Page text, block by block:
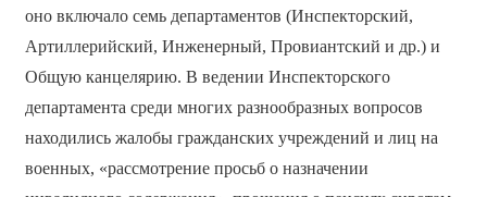
оно включало семь департаментов (Инспекторский,
Артиллерийский, Инженерный, Провиантский и др.) и
Общую канцелярию. В ведении Инспекторского
департамента среди многих разнообразных вопросов
находились жалобы гражданских учреждений и лиц на
военных, «рассмотрение просьб о назначении